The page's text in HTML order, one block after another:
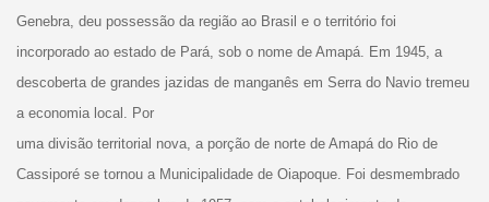
Genebra, deu possessão da região ao Brasil e o território foi
incorporado ao estado de Pará, sob o nome de Amapá. Em 1945, a
descoberta de grandes jazidas de manganês em Serra do Navio tremeu
a economia local. Por
uma divisão territorial nova, a porção de norte de Amapá do Rio de
Cassiporé se tornou a Municipalidade de Oiapoque. Foi desmembrado